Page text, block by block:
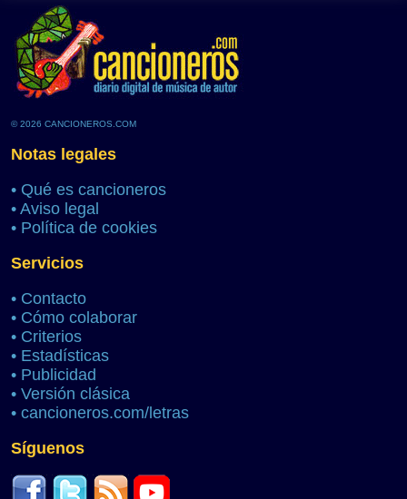
© 2026 CANCIONEROS.COM
Notas legales
• Qué es cancioneros
• Aviso legal
• Política de cookies
Servicios
• Contacto
• Cómo colaborar
• Criterios
• Estadísticas
• Publicidad
• Versión clásica
• cancioneros.com/letras
Síguenos